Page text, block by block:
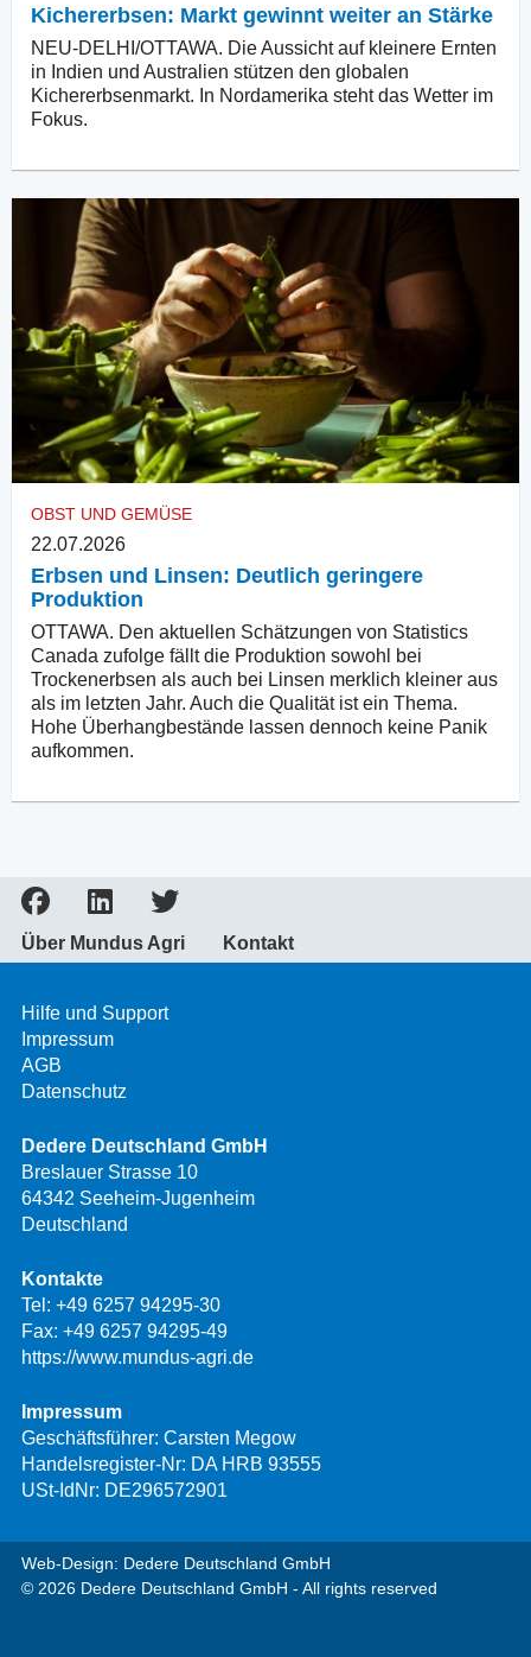
Kichererbsen: Markt gewinnt weiter an Stärke
NEU-DELHI/OTTAWA. Die Aussicht auf kleinere Ernten
in Indien und Australien stützen den globalen
Kichererbsenmarkt. In Nordamerika steht das Wetter im
Fokus.
OBST UND GEMÜSE
22.07.2026
Erbsen und Linsen: Deutlich geringere
Produktion
OTTAWA. Den aktuellen Schätzungen von Statistics
Canada zufolge fällt die Produktion sowohl bei
Trockenerbsen als auch bei Linsen merklich kleiner aus
als im letzten Jahr. Auch die Qualität ist ein Thema.
Hohe Überhangbestände lassen dennoch keine Panik
aufkommen.
Über Mundus Agri Kontakt
Hilfe und Support
Impressum
AGB
Datenschutz
Dedere Deutschland GmbH
Breslauer Strasse 10
64342 Seeheim-Jugenheim
Deutschland
Kontakte
Tel: +49 6257 94295-30
Fax: +49 6257 94295-49
https://www.mundus-agri.de
Impressum
Geschäftsführer: Carsten Megow
Handelsregister-Nr: DA HRB 93555
USt-IdNr: DE296572901
Web-Design: Dedere Deutschland GmbH
© 2026 Dedere Deutschland GmbH - All rights reserved